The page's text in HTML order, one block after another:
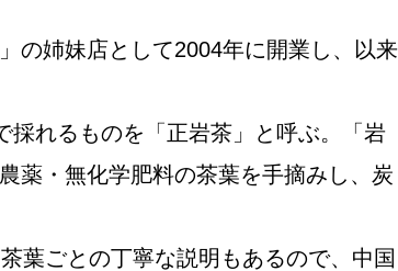
の姉妹店として2004年に開業し、以来
採れるものを「正岩茶」と呼ぶ。「岩
薬・無化学肥料の茶葉を手摘みし、炭
葉ごとの丁寧な説明もあるので、中国